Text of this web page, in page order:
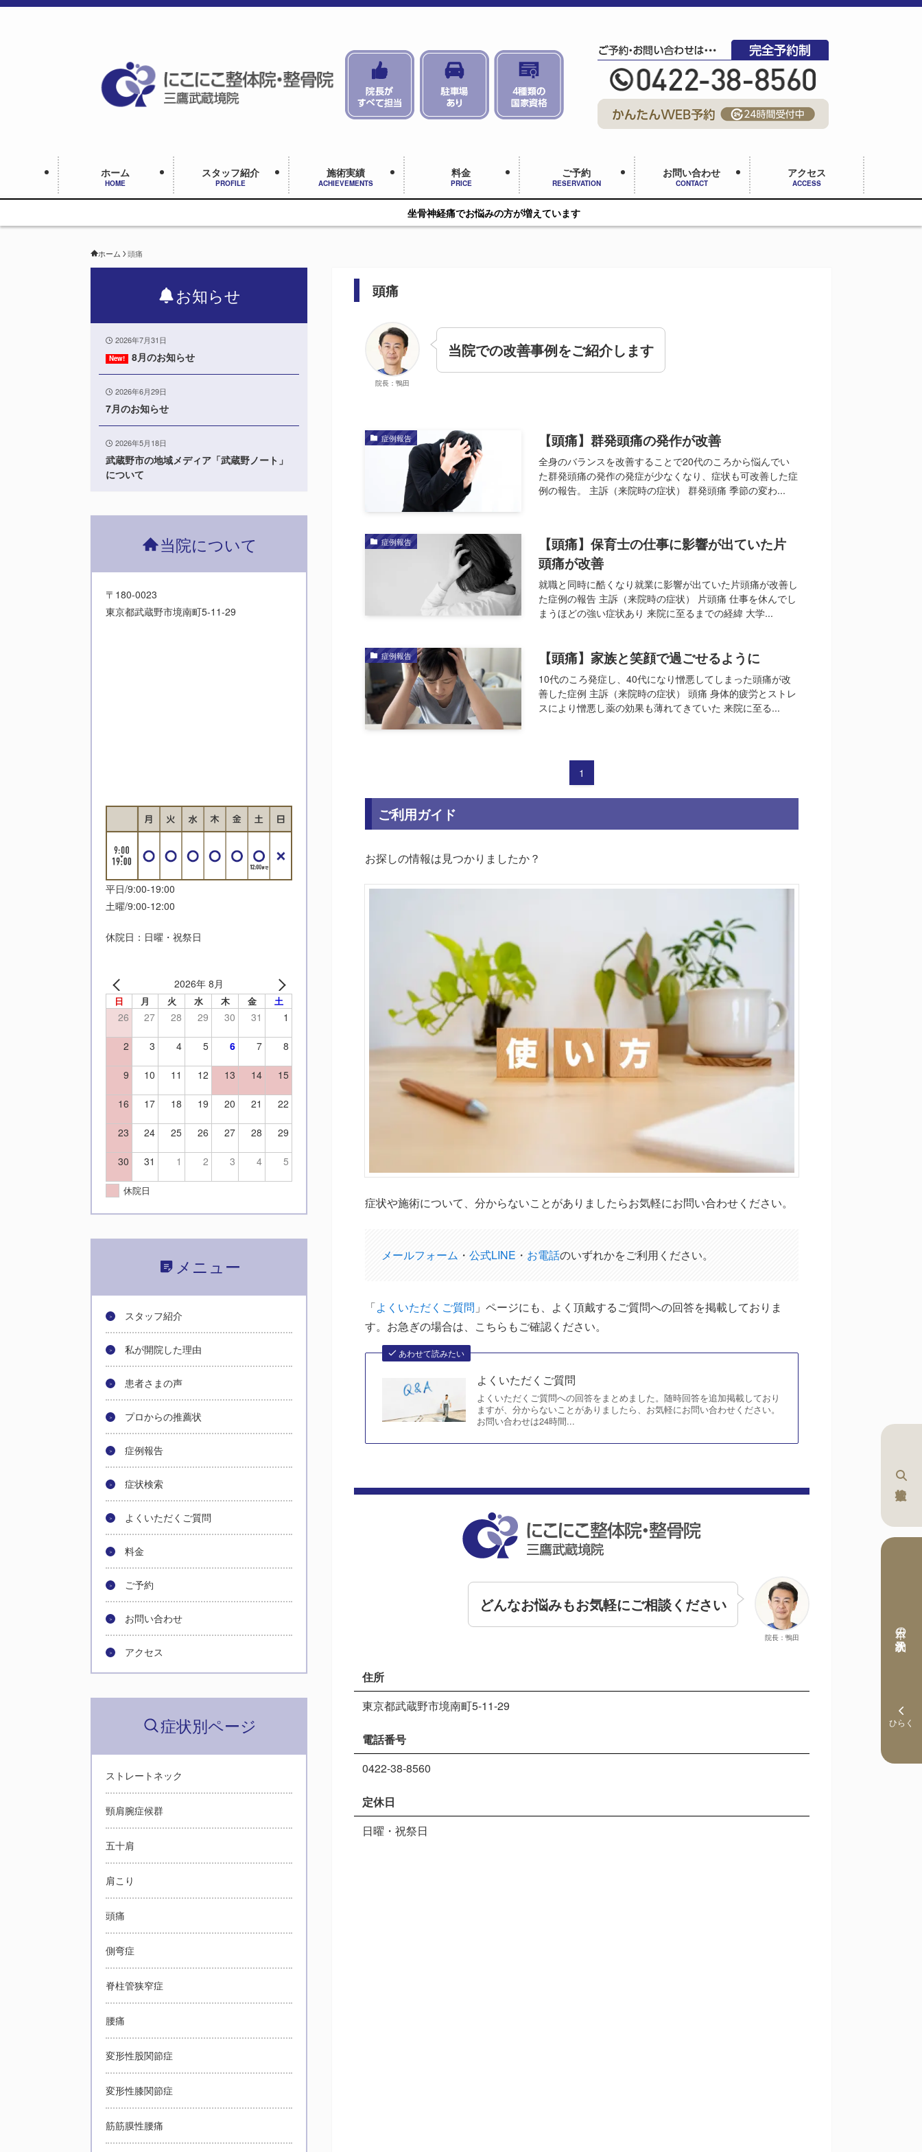
ホーム
HOME
スタッフ紹介
PROFILE
施術実績
ACHIEVEMENTS
料金
PRICE
ご予約
RESERVATION
お問い合わせ
CONTACT
アクセス
ACCESS
坐骨神経痛でお悩みの方が増えています
ホーム 頭痛
頭痛
院長：鴨田
当院での改善事例をご紹介します
症例報告 【頭痛】群発頭痛の発作が改善
全身のバランスを改善することで20代のころから悩んでい
た群発頭痛の発作の発症が少なくなり、症状も可改善した症
例の報告。 主訴（来院時の症状） 群発頭痛 季節の変わ...
症例報告
【頭痛】保育士の仕事に影響が出ていた片
頭痛が改善
就職と同時に酷くなり就業に影響が出ていた片頭痛が改善し
た症例の報告 主訴（来院時の症状） 片頭痛 仕事を休んでし
まうほどの強い症状あり 来院に至るまでの経緯 大学...
症例報告 【頭痛】家族と笑顔で過ごせるように
10代のころ発症し、40代になり憎悪してしまった頭痛が改
善した症例 主訴（来院時の症状） 頭痛 身体的疲労とストレ
スにより憎悪し薬の効果も薄れてきていた 来院に至る...
1
ご利用ガイド
お探しの情報は見つかりましたか？
症状や施術について、分からないことがありましたらお気軽にお問い合わせください。
メールフォーム ・ 公式LINE ・ お電話のいずれかをご利用ください。
「よくいただくご質問 」ページにも、よく頂戴するご質問への回答を掲載しておりま
す。お急ぎの場合は、こちらもご確認ください。
あわせて読みたい
よくいただくご質問
よくいただくご質問への回答をまとめました。随時回答を追加掲載しており
ますが、分からないことがありましたら、お気軽にお問い合わせください。
お問い合わせは24時間...
院長：鴨田
どんなお悩みもお気軽にご相談ください
住所
東京都武蔵野市境南町5-11-29
電話番号
0422-38-8560
定休日
日曜・祝祭日
お知らせ
2026年7月31日
8月のお知らせ
2026年6月29日
7月のお知らせ
2026年5月18日
武蔵野市の地域メディア「武蔵野ノート」
について
当院について
〒180-0023
東京都武蔵野市境南町5-11-29
平日/9:00-19:00
土曜/9:00-12:00
休院日：日曜・祝祭日
2026年 8月
日 月 火 水 木 金 土
26 27 28 29 30 31 1
2 3 4 5 6 7 8
9 10 11 12 13 14 15
16 17 18 19 20 21 22
23 24 25 26 27 28 29
30 31 1 2 3 4 5
休院日
メニュー
スタッフ紹介
私が開院した理由
患者さまの声
プロからの推薦状
症例報告
症状検索
よくいただくご質問
料金
ご予約
お問い合わせ
アクセス
症状別ページ
ストレートネック
頸肩腕症候群
五十肩
肩こり
頭痛
側弯症
脊柱管狭窄症
腰痛
変形性股関節症
変形性膝関節症
筋筋膜性腰痛
本日の予約状況